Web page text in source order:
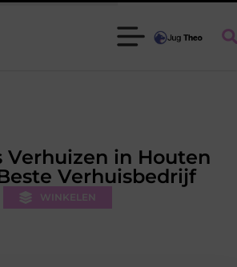
effectieve begeleiding bij pijn en
Verhuizen in Houten
Verhuisbedrijf
WINKELEN